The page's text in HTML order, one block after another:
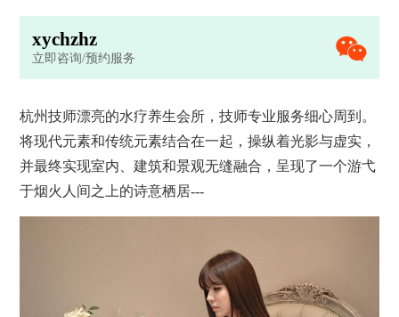
xychzhz
立即咨询/预约服务
杭州技师漂亮的水疗养生会所 ，技师专业服务细心周到。
将现代元素和传统元素结合在一起，操纵着光影与虚实，
并最终实现室内、建筑和景观无缝融合，呈现了一个游弋
于烟火人间之上的诗意栖居---